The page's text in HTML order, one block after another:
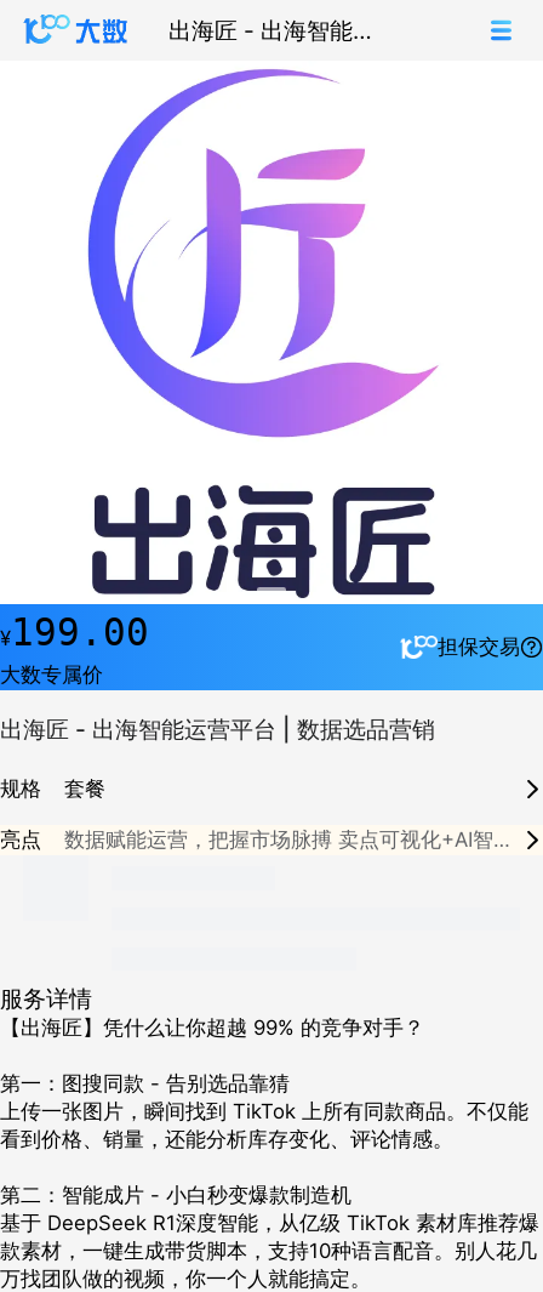
出海匠 - 出海智能运
营平台 | 数据选品营
销
¥199.00
大数专属价
担保交易
出海匠 - 出海智能运营平台 | 数据选品营销
规格 套餐
亮点 数据赋能运营，把握市场脉搏卖点可视化+AI智能
服务详情
【出海匠】凭什么让你超越 99% 的竞争对手？
第一：图搜同款 - 告别选品靠猜
上传一张图片，瞬间找到 TikTok 上所有同款商品。不仅能
看到价格、销量，还能分析库存变化、评论情感。
第二：智能成片 - 小白秒变爆款制造机
基于 DeepSeek R1深度智能，从亿级 TikTok 素材库推荐爆
款素材，一键生成带货脚本，支持10种语言配音。别人花几
万找团队做的视频，你一个人就能搞定。